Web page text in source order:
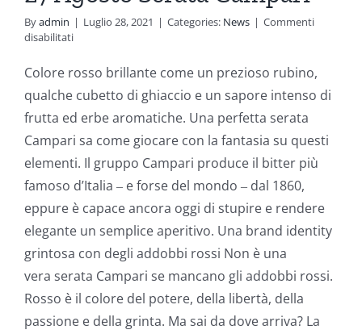
Byadmin | Luglio 28, 2021 | Categories: News | Commenti
disabilitatisu
Agosto
Serata
Campari
Colore rosso brillante come un prezioso rubino,
qualche cubetto di ghiaccio e un sapore intenso di
frutta ed erbe aromatiche. Una perfetta serata
Campari sa come giocare con la fantasia su questi
elementi. Il gruppo Campari produce il bitter più
famoso d’Italia ‒ e forse del mondo ‒ dal 1860,
eppure è capace ancora oggi di stupire e rendere
elegante un semplice aperitivo. Una brand identity
grintosa con degli addobbi rossi Non è una
vera serata Campari se mancano gli addobbi rossi.
Rosso è il colore del potere, della libertà, della
passione e della grinta. Ma sai da dove arriva? La